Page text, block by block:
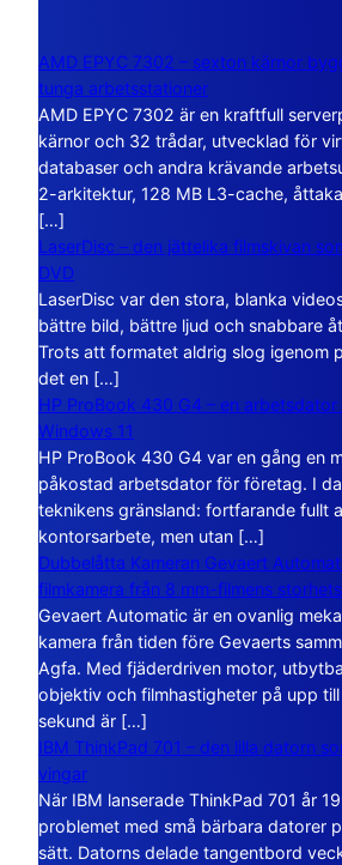
AMD EPYC 7302 – sexton kärnor
tunga arbetsstationer
AMD EPYC 7302 är en kraftfull
kärnor och 32 trådar, utvecklad för
databaser och andra krävande
2-arkitektur, 128 MB L3-cache,
[…]
LaserDisc – den jättelika filmskivan
DVD
LaserDisc var den stora, blanka
bättre bild, bättre ljud och snabbare
Trots att formatet aldrig slog igenom
det en […]
HP ProBook 430 G4 – en
Windows 11
HP ProBook 430 G4 var en gång en
påkostad arbetsdator för företag. I
teknikens gränsland: fortfarande fullt
kontorsarbete, men utan […]
Dubbelåtta Kameran Gevaert
filmkamera från 8 mm-filmens
Gevaert Automatic är en ovanlig
kamera från tiden före Gevaerts
Agfa. Med fjäderdriven motor,
objektiv och filmhastigheter på upp
sekund är […]
IBM ThinkPad 701 – den lilla datorn
vingar
När IBM lanserade ThinkPad 701 år
problemet med små bärbara datorer
sätt. Datorns delade tangentbord